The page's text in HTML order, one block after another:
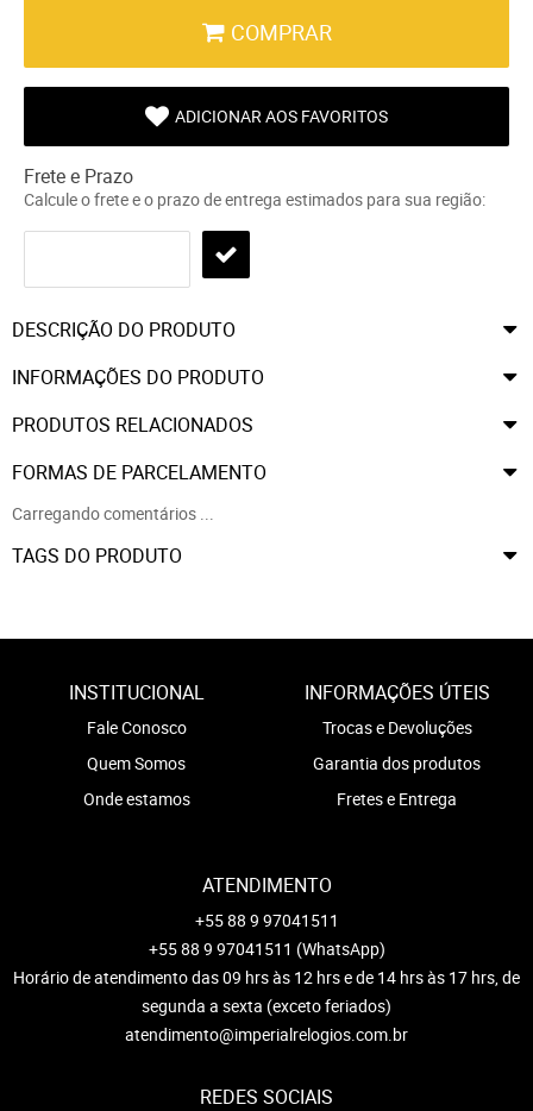
COMPRAR
ADICIONAR AOS FAVORITOS
Frete e Prazo
Calcule o frete e o prazo de entrega estimados para sua região:
DESCRIÇÃO DO PRODUTO
INFORMAÇÕES DO PRODUTO
PRODUTOS RELACIONADOS
FORMAS DE PARCELAMENTO
Carregando comentários ...
TAGS DO PRODUTO
INSTITUCIONAL
Fale Conosco
Quem Somos
Onde estamos
INFORMAÇÕES ÚTEIS
Trocas e Devoluções
Garantia dos produtos
Fretes e Entrega
ATENDIMENTO
+55 88 9 97041511
+55 88 9 97041511 (WhatsApp)
Horário de atendimento das 09 hrs às 12 hrs e de 14 hrs às 17 hrs, de
segunda a sexta (exceto feriados)
atendimento@imperialrelogios.com.br
REDES SOCIAIS